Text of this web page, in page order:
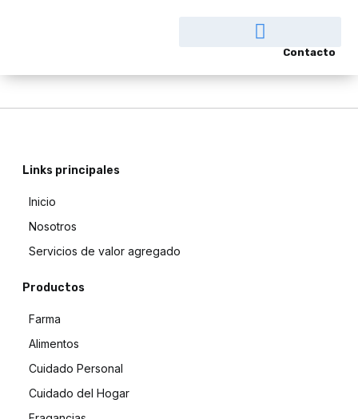
Contacto
Links principales
Inicio
Nosotros
Servicios de valor agregado
Productos
Farma
Alimentos
Cuidado Personal
Cuidado del Hogar